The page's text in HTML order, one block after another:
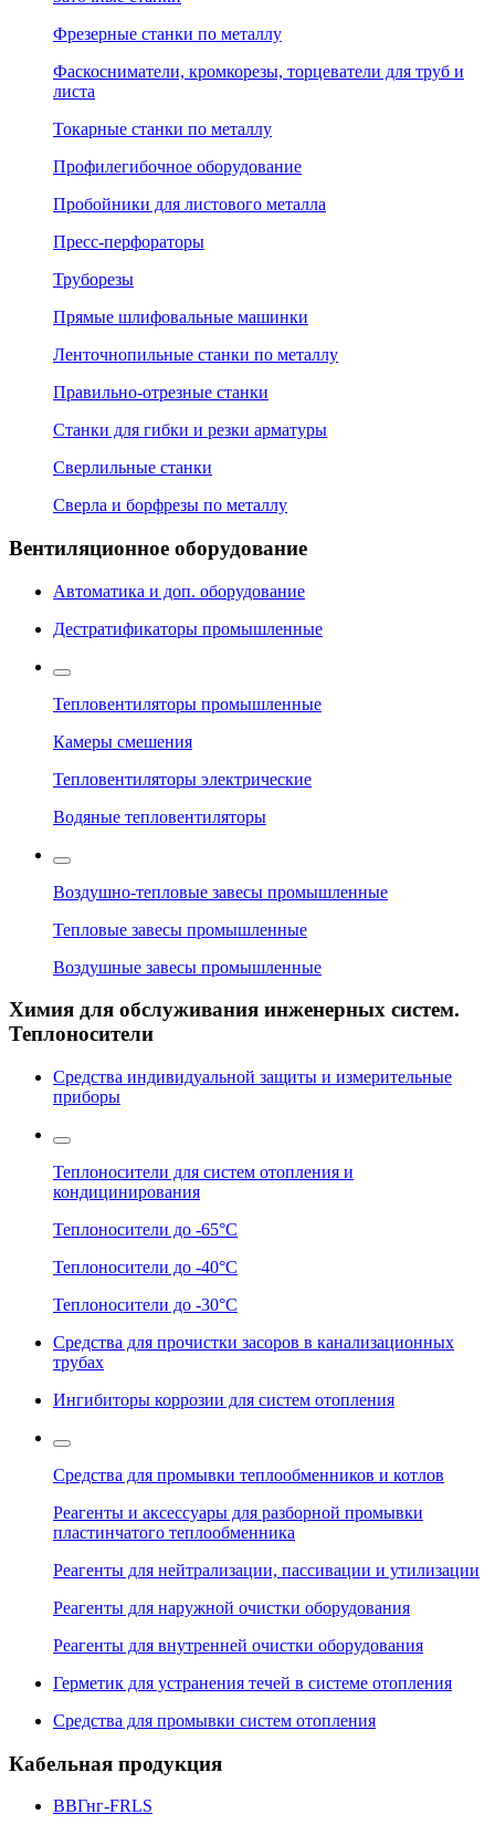
Фрезерные станки по металлу
Фаскосниматели, кромкорезы, торцеватели для труб и
листа
Токарные станки по металлу
Профилегибочное оборудование
Пробойники для листового металла
Пресс-перфораторы
Труборезы
Прямые шлифовальные машинки
Ленточнопильные станки по металлу
Правильно-отрезные станки
Станки для гибки и резки арматуры
Сверлильные станки
Сверла и борфрезы по металлу
Вентиляционное оборудование
Автоматика и доп. оборудование
Дестратификаторы промышленные
Тепловентиляторы промышленные
Камеры смешения
Тепловентиляторы электрические
Водяные тепловентиляторы
Воздушно-тепловые завесы промышленные
Тепловые завесы промышленные
Воздушные завесы промышленные
Химия для обслуживания инженерных систем.
Теплоносители
Средства индивидуальной защиты и измерительные
приборы
Теплоносители для систем отопления и
кондицинирования
Теплоносители до -65°C
Теплоносители до -40°C
Теплоносители до -30°C
Средства для прочистки засоров в канализационных
трубах
Ингибиторы коррозии для систем отопления
Средства для промывки теплообменников и котлов
Реагенты и аксессуары для разборной промывки
пластинчатого теплообменника
Реагенты для нейтрализации, пассивации и утилизации
Реагенты для наружной очистки оборудования
Реагенты для внутренней очистки оборудования
Герметик для устранения течей в системе отопления
Средства для промывки систем отопления
Кабельная продукция
ВВГнг-FRLS